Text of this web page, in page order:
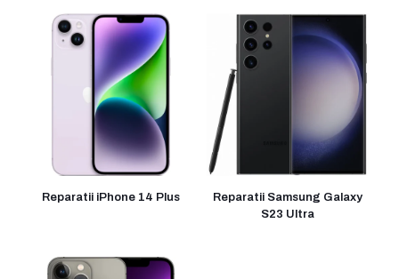
Reparatii iPhone 14 Plus
Reparatii Samsung Galaxy
S23 Ultra